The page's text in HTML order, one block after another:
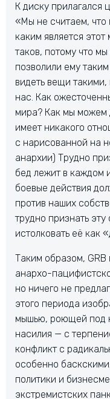
К диску прилагался
«Мы не считаем, что
каким является
таков, потому что
позволили ему
видеть вещи
нас. Как
мира? Как мы можем
имеет никакого
с нарисованной на
анархии) Трудно
бед лежит в каждом
боевые действия
против наших
трудно признать
истолковать её как
Таким образом, GRB
анархо-
но ничего не
этого периода
мышью, роющей под
насилия — с
конфликт с
особенно
политики и
экстремистских